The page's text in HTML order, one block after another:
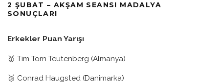
2 ŞUBAT – AKŞAM SEANSI MADALYA
SONUÇLARI
Erkekler Puan Yarışı
🥇 Tim Torn Teutenberg (Almanya)
🥈 Conrad Haugsted (Danimarka)